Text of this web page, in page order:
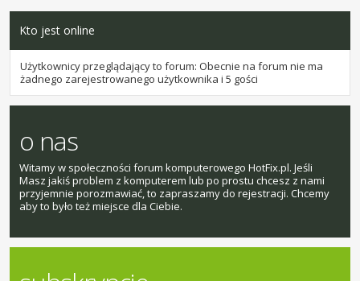
Kto jest online
Użytkownicy przeglądający to forum: Obecnie na forum nie ma
żadnego zarejestrowanego użytkownika i 5 gości
o nas
Witamy w społeczności forum komputerowego HotFix.pl. Jeśli
Masz jakiś problem z komputerem lub po prostu chcesz z nami
przyjemnie porozmawiać, to zapraszamy do rejestracji. Chcemy
aby to było też miejsce dla Ciebie.